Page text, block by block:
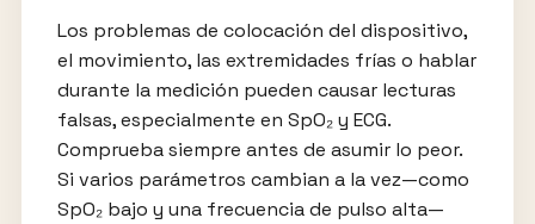
Los problemas de colocación del dispositivo,
el movimiento, las extremidades frías o hablar
durante la medición pueden causar lecturas
falsas, especialmente en SpO₂ y ECG.
Comprueba siempre antes de asumir lo peor.
Si varios parámetros cambian a la vez—como
SpO₂ bajo y una frecuencia de pulso alta—